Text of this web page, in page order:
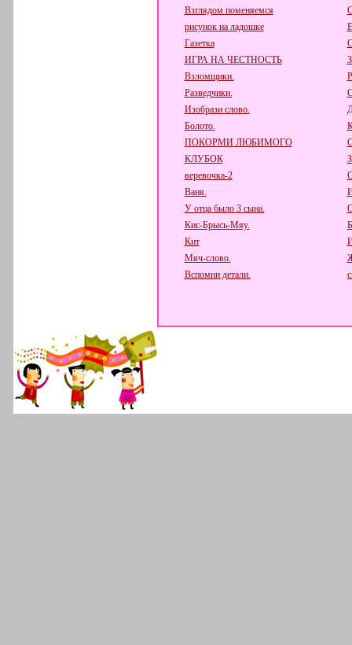
Взглядом поменяемся
рисунок на ладошке
Газетка
ИГРА НА ЧЕСТНОСТЬ
Взломщики.
Разведчики.
Изобрази слово.
Болото.
ПОКОРМИ ЛЮБИМОГО
КЛУБОК
веревочка-2
Ваня.
У отца было 3 сына.
Кис-Брысь-Мяу.
Кит
Мяч-слово.
Вспомни детали.